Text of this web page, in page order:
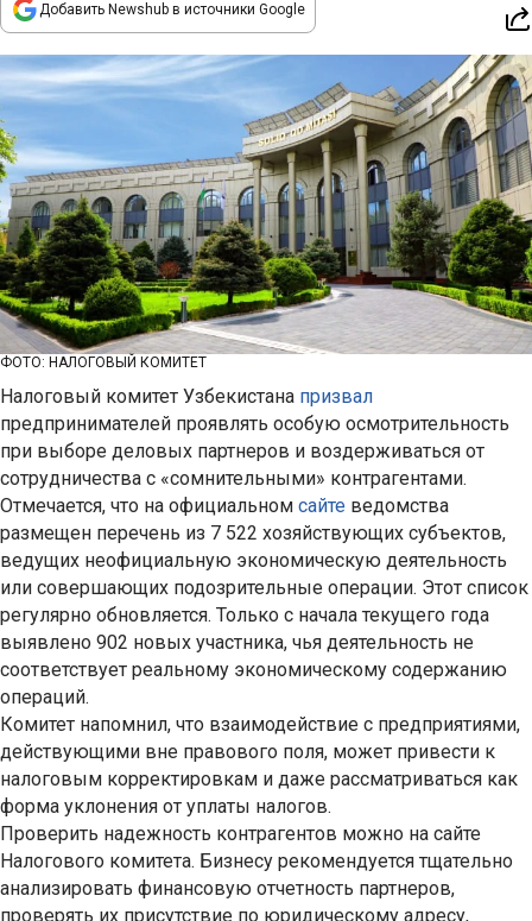
Добавить Newshub в источники Google
ФОТО: НАЛОГОВЫЙ КОМИТЕТ
Налоговый комитет Узбекистана призвал
предпринимателей проявлять особую осмотрительность
при выборе деловых партнеров и воздерживаться от
сотрудничества с «сомнительными» контрагентами.
Отмечается, что на официальном сайте ведомства
размещен перечень из 7 522 хозяйствующих субъектов,
ведущих неофициальную экономическую деятельность
или совершающих подозрительные операции. Этот список
регулярно обновляется. Только с начала текущего года
выявлено 902 новых участника, чья деятельность не
соответствует реальному экономическому содержанию
операций.
Комитет напомнил, что взаимодействие с предприятиями,
действующими вне правового поля, может привести к
налоговым корректировкам и даже рассматриваться как
форма уклонения от уплаты налогов.
Проверить надежность контрагентов можно на сайте
Налогового комитета. Бизнесу рекомендуется тщательно
анализировать финансовую отчетность партнеров,
проверять их присутствие по юридическому адресу,